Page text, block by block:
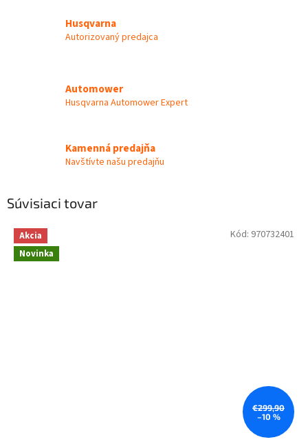
Husqvarna
Autorizovaný predajca
Automower
Husqvarna Automower Expert
Kamenná predajňa
Navštívte našu predajňu
Súvisiaci tovar
Akcia
Novinka
€299,90
–10 %
Kód: 970732401